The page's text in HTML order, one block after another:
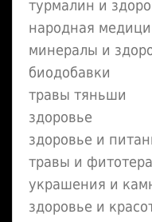
правильно
турмалин и
народная
минералы и
биодобавки
травы тяньши
здоровье
здоровье и
травы и
украшения и
здоровье и